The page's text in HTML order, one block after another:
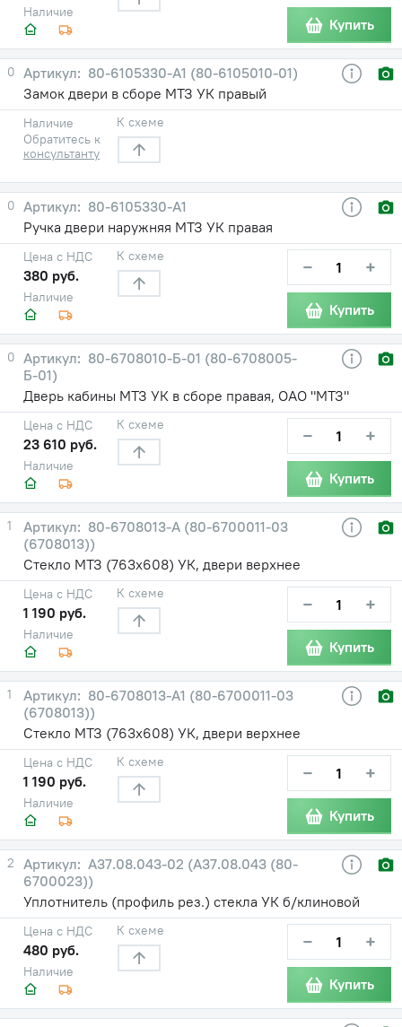
Наличие
Купить
0
80-6105330-А1 (80-6105010-01)
Замок двери в сборе МТЗ УК правый
Наличие
Обратитесь к
консультанту
К схеме
0
80-6105330-А1
Ручка двери наружняя МТЗ УК правая
Наличие
Цена с НДС
380 руб.
К схеме − +
Купить
0
80-6708010-Б-01 (80-6708005-
Б-01)
Дверь кабины МТЗ УК в сборе правая, ОАО "МТЗ"
Наличие
Цена с НДС
23 610 руб.
К схеме − +
Купить
1
80-6708013-А (80-6700011-03
(6708013))
Стекло МТЗ (763х608) УК, двери верхнее
Наличие
Цена с НДС
1 190 руб.
К схеме − +
Купить
1
80-6708013-А1 (80-6700011-03
(6708013))
Стекло МТЗ (763х608) УК, двери верхнее
Наличие
Цена с НДС
1 190 руб.
К схеме − +
Купить
2
А37.08.043-02 (А37.08.043 (80-
6700023))
Уплотнитель (профиль рез.) стекла УК б/клиновой
Наличие
Цена с НДС
480 руб.
К схеме − +
Купить